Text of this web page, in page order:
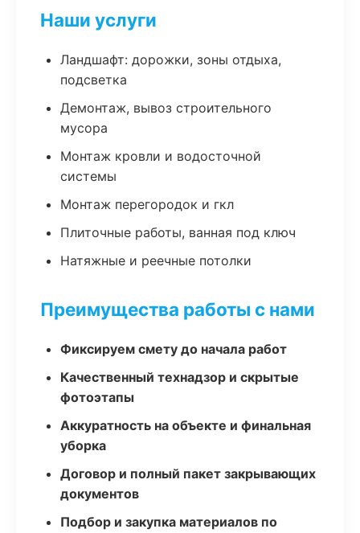
Наши услуги
Ландшафт: дорожки, зоны отдыха,
подсветка
Демонтаж, вывоз строительного
мусора
Монтаж кровли и водосточной
системы
Монтаж перегородок и гкл
Плиточные работы, ванная под ключ
Натяжные и реечные потолки
Преимущества работы с нами
Фиксируем смету до начала работ
Качественный технадзор и скрытые
фотоэтапы
Аккуратность на объекте и финальная
уборка
Договор и полный пакет закрывающих
документов
Подбор и закупка материалов по